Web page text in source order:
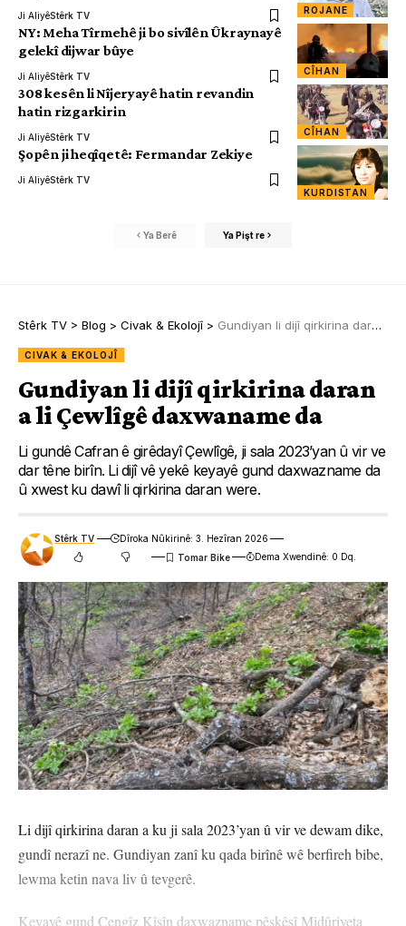
ROJANE
Ji AliyêStêrk TV
CÎHAN
NY: Meha Tîrmehê ji bo sivîlên Ûkraynayê
gelekî dijwar bûye
Ji AliyêStêrk TV
CÎHAN
308 kesên li Nîjeryayê hatin revandin
hatin rizgarkirin
Ji AliyêStêrk TV
KURDISTAN
Şopên ji heqîqetê: Fermandar Zekiye
Ji AliyêStêrk TV
Ya Berê Ya Pişt re
Stêrk TV > Blog > Civak & Ekolojî> Gundiyan li dijî qirkirina daran a li Çewlîgê daxwaname da
CIVAK & EKOLOJÎ
Gundiyan li dijî qirkirina daran
a li Çewlîgê daxwaname da
Li gundê Cafran ê girêdayî Çewlîgê, ji sala 2023’yan û vir ve
dar têne birîn. Li dijî vê yekê keyayê gund daxwazname da
û xwest ku dawî li qirkirina daran were.
Stêrk TV
Dîroka Nûkirinê: 3. Hezîran 2026
Dema Xwendinê: 0 Dq.
Li dijî qirkirina daran a ku ji sala 2023’yan û vir ve dewam dike,
gundî nerazî ne. Gundiyan zanî ku qada birînê wê berfireh bibe,
lewma ketin nava liv û tevgerê.
Keyayê gund Cengîz Kîşîn daxwazname pêşkêşî Midûriyeta